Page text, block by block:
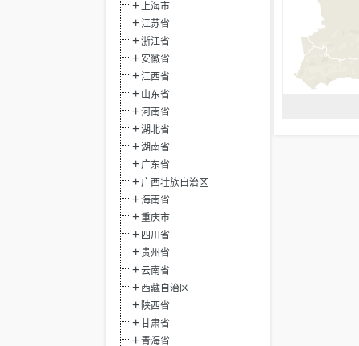
上海市
江苏省
浙江省
安徽省
江西省
山东省
河南省
湖北省
湖南省
广东省
广西壮族自治区
海南省
重庆市
四川省
贵州省
云南省
西藏自治区
陕西省
甘肃省
青海省